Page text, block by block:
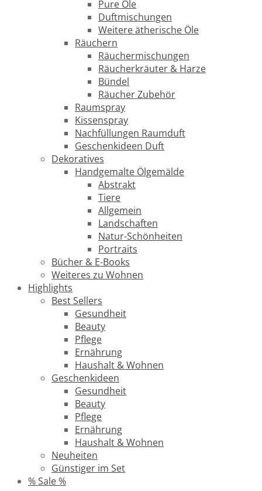
Pure Öle
Duftmischungen
Weitere ätherische Öle
Räuchern
Räuchermischungen
Räucherkräuter & Harze
Bündel
Räucher Zubehör
Raumspray
Kissenspray
Nachfüllungen Raumduft
Geschenkideen Duft
Dekoratives
Handgemalte Ölgemälde
Abstrakt
Tiere
Allgemein
Landschaften
Natur-Schönheiten
Portraits
Bücher & E-Books
Weiteres zu Wohnen
Highlights
Best Sellers
Gesundheit
Beauty
Pflege
Ernährung
Haushalt & Wohnen
Geschenkideen
Gesundheit
Beauty
Pflege
Ernährung
Haushalt & Wohnen
Neuheiten
Günstiger im Set
% Sale %